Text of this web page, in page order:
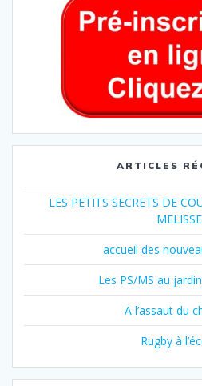
ARTICLES
LES PETITS SECRETS DE
MELISSE
accueil des
Les PS/MS au
A l’assaut du
Rugby à